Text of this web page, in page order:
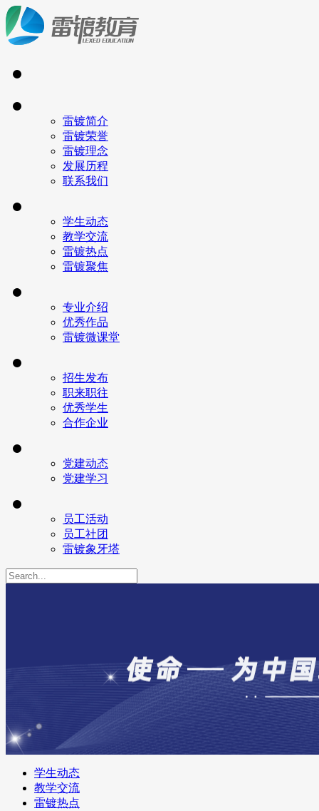
雷镀简介
雷镀荣誉
雷镀理念
发展历程
联系我们
学生动态
教学交流
雷镀热点
雷镀聚焦
专业介绍
优秀作品
雷镀微课堂
招生发布
职来职往
优秀学生
合作企业
党建动态
党建学习
员工活动
员工社团
雷镀象牙塔
学生动态
教学交流
雷镀热点